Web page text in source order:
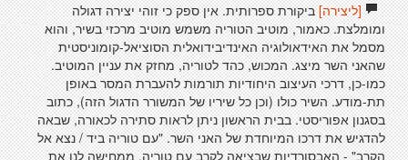
[ליצירה]ביקורת ספרותית. אין ספק כי זוהי יצירה דגולה
ומומלצת. כאמור, מוטיב הטוריה משמש מוטיב מרכזי בשיר, והוא
מסמל את האידאולוגיה האינדיבידואלית הסוציאל-קומוניסטית
שהאני השר מיצג. המכוש, כהד לטוריה, מחזק את עניין המוטיב.
כמו-כן, דרכי העיצוב היחודיות תורמות להעברת המסר באופן
תת-מודע. השיר כולו (וכן כל שיריו של המשורר הדגול הזה), כתוב
בסגנון אפוריסטי. בבית הראשון ניתן לראות סתירה לכאורה, שבאה
להדגיש את דרכו המיוחדת של האני השר. "עם טוריה ביד / נצא אל
הקרב" - האבסורדיות שבציאה לקרב עם טוריה, ממחישה לנו את